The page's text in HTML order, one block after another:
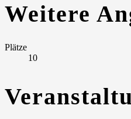
Weitere
Plätze
10